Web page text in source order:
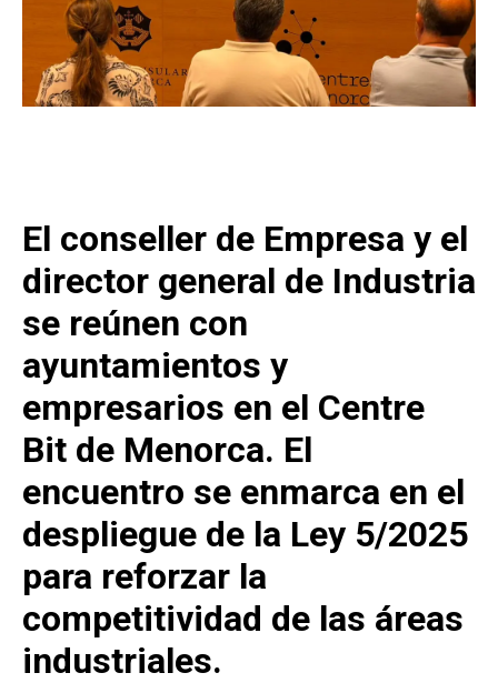
El conseller de Empresa y el
director general de Industria
se reúnen con
ayuntamientos y
empresarios en el Centre
Bit de Menorca. El
encuentro se enmarca en el
despliegue de la Ley 5/2025
para reforzar la
competitividad de las áreas
industriales.